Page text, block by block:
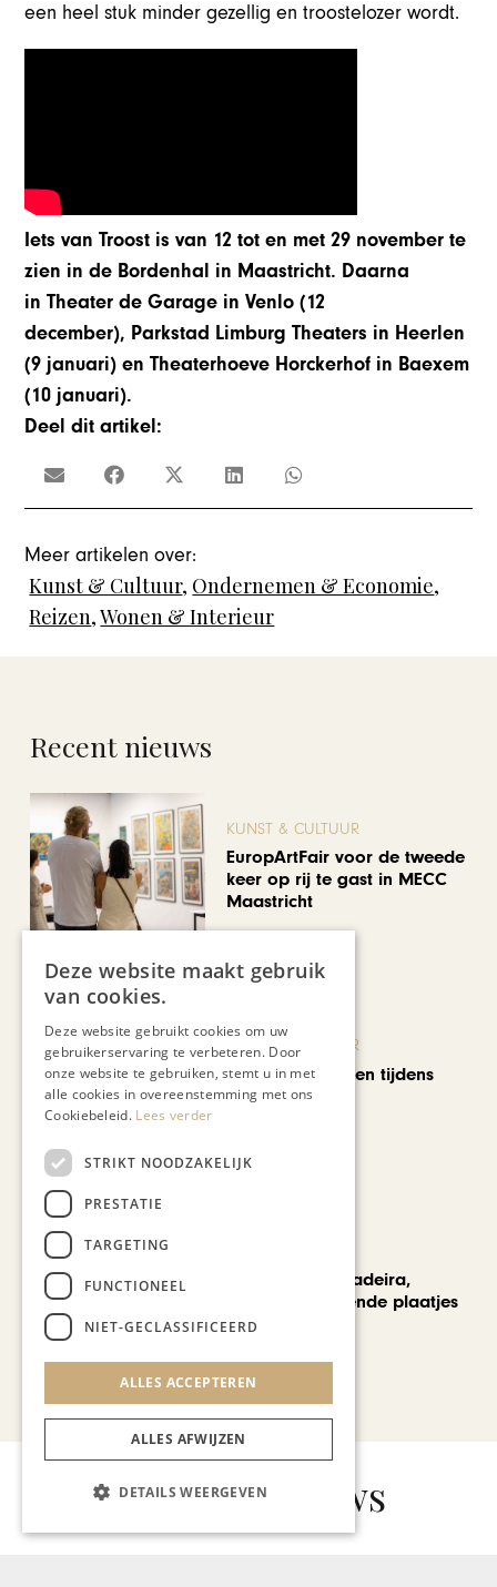
een heel stuk minder gezellig en troostelozer wordt.
Iets van Troost is van 12 tot en met 29 november te
zien in de Bordenhal in Maastricht. Daarna
in Theater de Garage in Venlo (12
december), Parkstad Limburg Theaters in Heerlen
(9 januari) en Theaterhoeve Horckerhof in Baexem
(10 januari).
Deel dit artikel:
Meer artikelen over:
Kunst & Cultuur, Ondernemen & Economie,
Reizen,Wonen & Interieur
Recent nieuws
KUNST & CULTUUR
EuropArtFair voor de tweede
keer op rij te gast in MECC
Maastricht
KUNST & CULTUUR
Wereldse beelden tijdens
Cultura Nova
Een week op Madeira,
voorbij de bekende plaatjes
Bekijk alle artikelen
Gerelateerd nieuws
Deze website maakt gebruik
van cookies.
Deze website gebruikt cookies om uw
gebruikerservaring te verbeteren. Door
onze website te gebruiken, stemt u in met
alle cookies in overeenstemming met ons
Cookiebeleid. Lees verder
STRIKT NOODZAKELIJK
PRESTATIE
TARGETING
FUNCTIONEEL
NIET-GECLASSIFICEERD
ALLES ACCEPTEREN
ALLES AFWIJZEN
DETAILS WEERGEVEN